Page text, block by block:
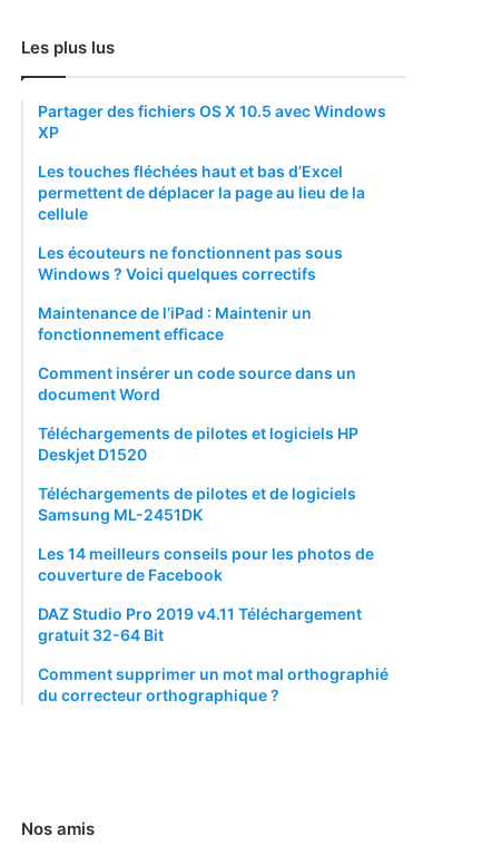
Les plus lus
Partager des fichiers OS X 10.5 avec Windows
XP
Les touches fléchées haut et bas d’Excel
permettent de déplacer la page au lieu de la
cellule
Les écouteurs ne fonctionnent pas sous
Windows ? Voici quelques correctifs
Maintenance de l’iPad : Maintenir un
fonctionnement efficace
Comment insérer un code source dans un
document Word
Téléchargements de pilotes et logiciels HP
Deskjet D1520
Téléchargements de pilotes et de logiciels
Samsung ML-2451DK
Les 14 meilleurs conseils pour les photos de
couverture de Facebook
DAZ Studio Pro 2019 v4.11 Téléchargement
gratuit 32-64 Bit
Comment supprimer un mot mal orthographié
du correcteur orthographique ?
Nos amis